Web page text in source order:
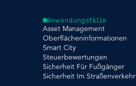
Anwendungsfälle
Asset Management
Oberflächeninformationen
Smart City
Steuerbewertungen
Sicherheit Für Fußgänger
Sicherheit Im Straßenverkehr